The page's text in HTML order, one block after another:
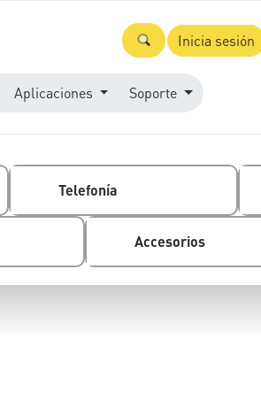
Inicia sesión
Aplicaciones Soporte
Telefonía
Accesorios